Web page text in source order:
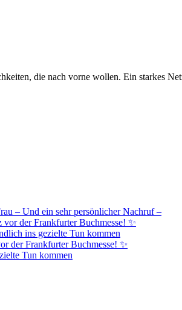
die nach vorne wollen. Ein starkes
– Und ein sehr persönlicher Nachruf –
der Frankfurter Buchmesse! ✨
ins gezielte Tun kommen
der Frankfurter Buchmesse! ✨
Tun kommen